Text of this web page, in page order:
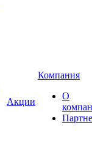
Акции
Компания
О